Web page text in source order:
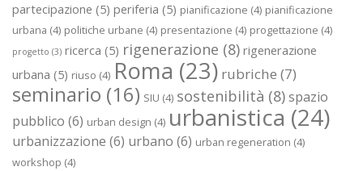
partecipazione (5) periferia (5) pianificazione (4) pianificazione
urbana (4) politiche urbane (4) presentazione (4) progettazione (4)
progetto (3) ricerca (5) rigenerazione (8) rigenerazione
urbana (5) riuso (4) Roma (23) rubriche (7)
seminario (16) SIU (4) sostenibilità (8)spazio
pubblico (6) urban design (4) urbanistica (24)
urbanizzazione (6) urbano (6) urban regeneration (4)
workshop (4)